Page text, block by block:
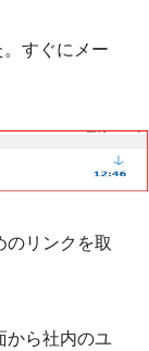
すぐにメー
リンクを取
から社内のユ